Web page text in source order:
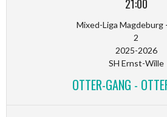
21:00
Mixed-Liga Magdeburg
2
2025-2026
SH Ernst-Wille
OTTER-GANG -